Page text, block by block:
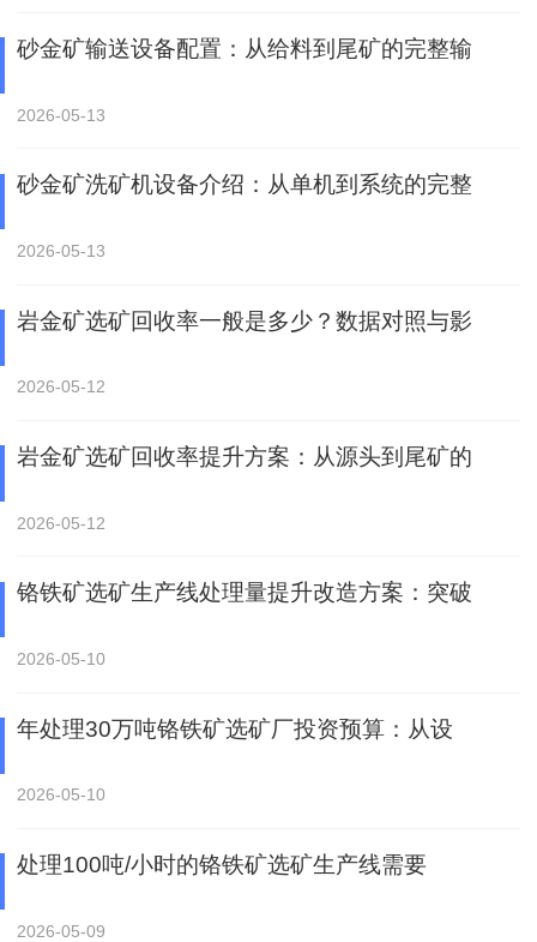
砂金矿输送设备配置：从给料到尾矿的完整输
2026-05-13
砂金矿洗矿机设备介绍：从单机到系统的完整
2026-05-13
岩金矿选矿回收率一般是多少？数据对照与影
2026-05-12
岩金矿选矿回收率提升方案：从源头到尾矿的
2026-05-12
铬铁矿选矿生产线处理量提升改造方案：突破
2026-05-10
年处理30万吨铬铁矿选矿厂投资预算：从设
2026-05-10
处理100吨/小时的铬铁矿选矿生产线需要
2026-05-09